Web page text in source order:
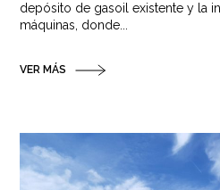
depósito de gasoil existente y la
máquinas, donde...
VER MÁS